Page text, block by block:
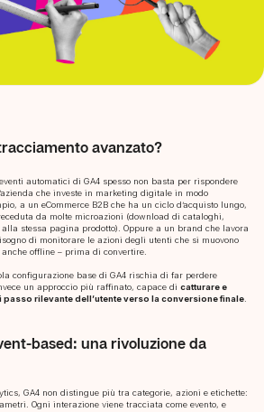
avanzato?
automatici di GA4 spesso non basta per rispondere
che investe in marketing digitale in modo
a un eCommerce B2B che ha un ciclo d’acquisto lungo,
da molte microazioni (download di cataloghi,
stessa pagina prodotto). Oppure a un brand che lavora
di monitorare le azioni degli utenti che si muovono
offline – prima di convertire.
configurazione base di GA4 rischia di far perdere
un approccio più raffinato, capace dicatturare e
rilevante dell’utente verso la conversione finale.
based: una rivoluzione da
GA4 non distingue più tra categorie, azioni e etichette:
Ogni interazione viene tracciata come evento, e